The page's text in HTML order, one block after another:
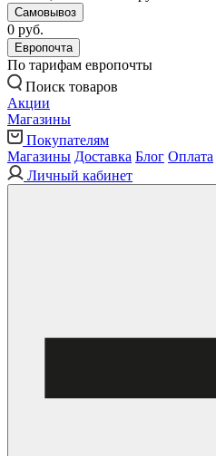
Самовывоз
0 руб.
Европочта
По тарифам европочты
Поиск товаров
Акции
Магазины
Покупателям
Магазины Доставка Блог Оплата
Личный кабинет